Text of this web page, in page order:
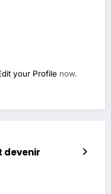
your Profile now.
devenir